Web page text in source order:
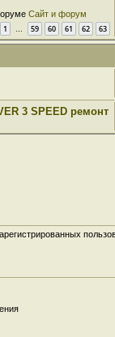
Сайт и форум
1 … 59 60 61 62 63
3 SPEED ремонт